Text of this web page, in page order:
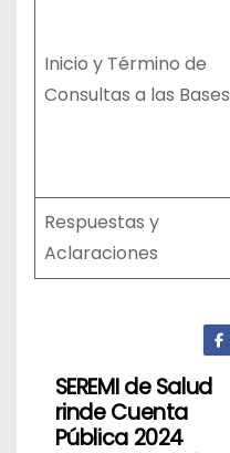
Inicio y Término de
Consultas a las Bases
Respuestas y
Aclaraciones
NSEREMI de Salud
rinde Cuenta
Pública 2024